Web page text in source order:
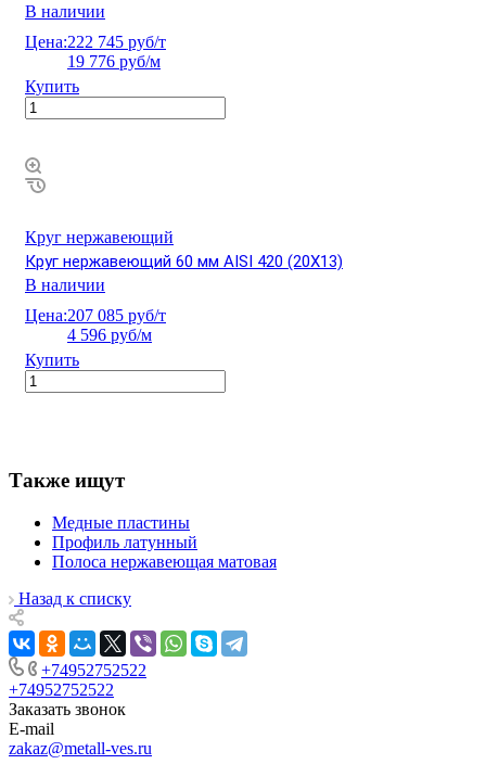
В наличии
Цена:222 745 руб/т
19 776 руб/м
Купить
Круг нержавеющий
Круг нержавеющий 60 мм AISI 420 (20Х13)
В наличии
Цена:207 085 руб/т
4 596 руб/м
Купить
Также ищут
Медные пластины
Профиль латунный
Полоса нержавеющая матовая
Назад к списку
+74952752522
+74952752522
Заказать звонок
E-mail
zakaz@metall-ves.ru